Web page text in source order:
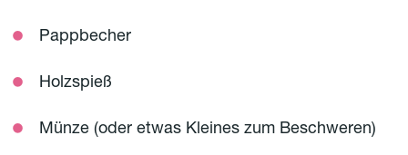
Pappbecher
Holzspieß
Münze (oder etwas Kleines zum Beschweren)